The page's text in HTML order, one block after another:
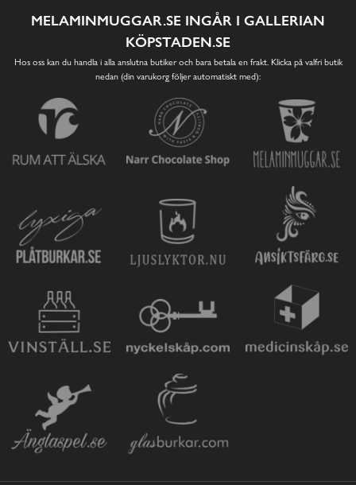
MELAMINMUGGAR.SE INGÅR I GALLERIAN
KÖPSTADEN.SE
Hos oss kan du handla i alla anslutna butiker och bara betala en frakt. Klicka på valfri butik
nedan (din varukorg följer automatiskt med):